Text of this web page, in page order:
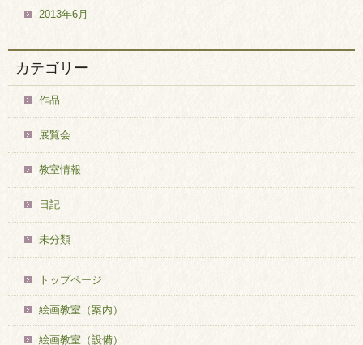
2013年6月
カテゴリー
作品
展覧会
教室情報
日記
未分類
トップページ
絵画教室（案内）
絵画教室（設備）